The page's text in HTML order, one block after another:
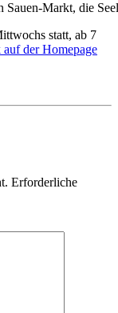
Markt, die
statt, ab 7
der Homepage
Erforderliche